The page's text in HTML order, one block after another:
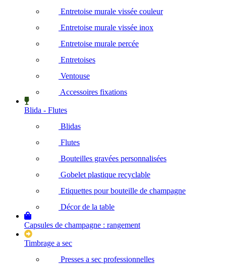
Entretoise murale vissée couleur
Entretoise murale vissée inox
Entretoise murale percée
Entretoises
Ventouse
Accessoires fixations
Blida - Flutes
Blidas
Flutes
Bouteilles gravées personnalisées
Gobelet plastique recyclable
Etiquettes pour bouteille de champagne
Décor de la table
Capsules de champagne : rangement
Timbrage a sec
Presses a sec professionnelles